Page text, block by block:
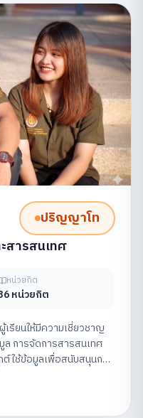
ปริญญาโท
สารสนเทศ
หน่วยกิต
หน่วยกิต
ยนให้มีความเชี่ยวชาญ
ล การจัดการสารสนเทศ
ใช้ข้อมูลเพื่อสนับสนุนการ